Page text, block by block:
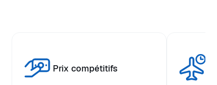
Prix compétitifs